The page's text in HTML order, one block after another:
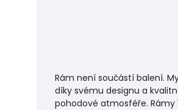
Rám není součástí balení.
díky svému designu a
pohodové atmosféře. Rámy